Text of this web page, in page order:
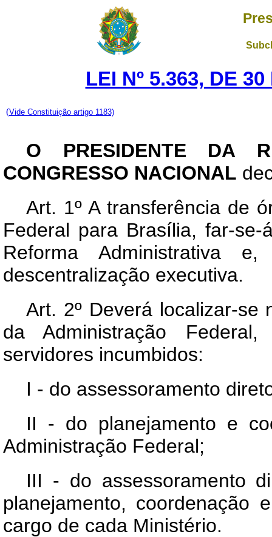
LEI Nº 5.363, DE
(Vide Constituição artigo 1183)
O PRESIDENTE DA
CONGRESSO NACIONAL
Art. 1º A transferência de
Federal para Brasília, far-
Reforma Administrativa
descentralização executiva.
Art. 2º Deverá localizar-se
da Administração
servidores incumbidos:
I - do assessoramento
II - do planejamento e
Administração Federal;
III - do assessoramento
planejamento, coordenação
cargo de cada Ministério.